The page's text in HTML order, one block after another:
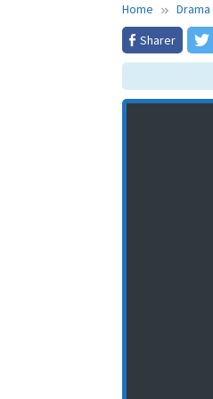
Home Drama
Sharer